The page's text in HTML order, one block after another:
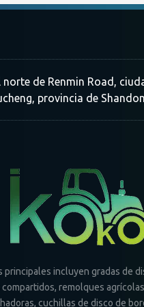
norte de Renmin Road,
provincia de
incluyen gradas de
remolques
cuchillas de disco de